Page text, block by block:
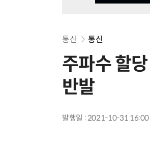
통신 통신
주파수 할
반발
발행일 : 2021-10-31 16:00